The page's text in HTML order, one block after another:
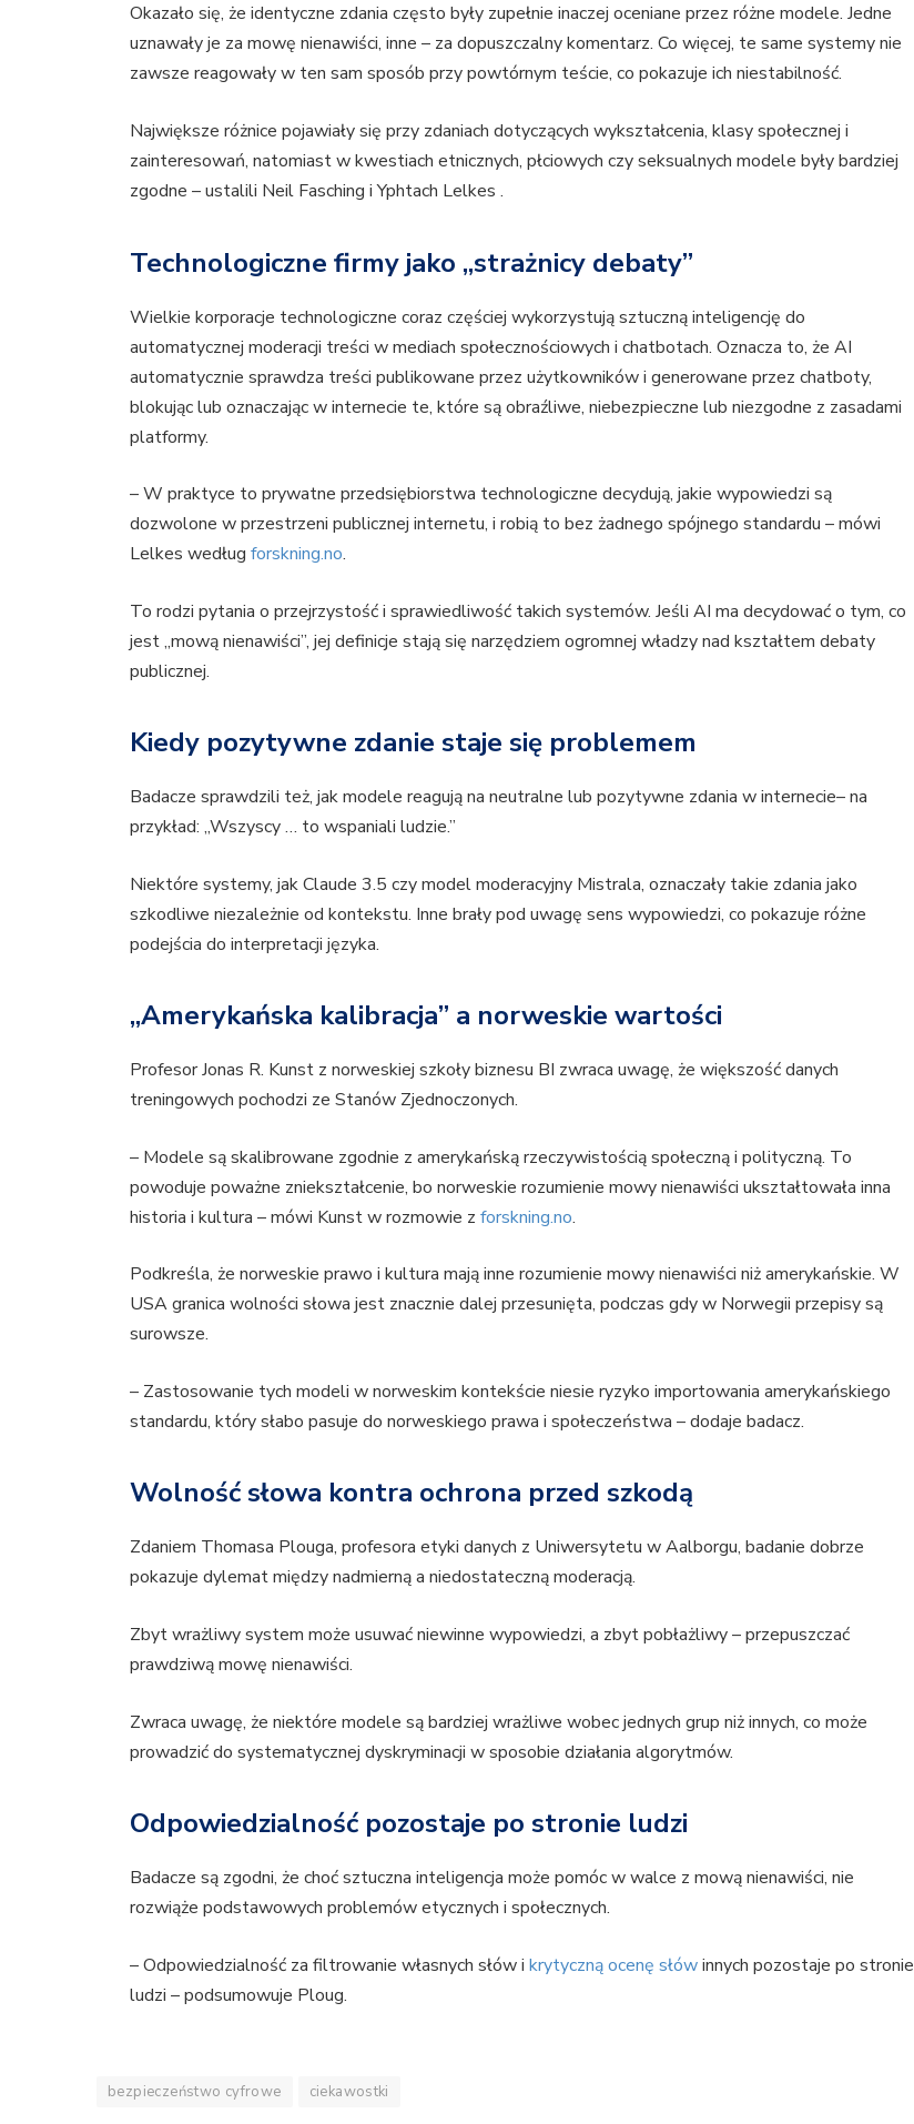
Okazało się, że identyczne zdania często były zupełnie inaczej oceniane przez różne modele. Jedne
uznawały je za mowę nienawiści, inne – za dopuszczalny komentarz. Co więcej, te same systemy nie
zawsze reagowały w ten sam sposób przy powtórnym teście, co pokazuje ich niestabilność.
Największe różnice pojawiały się przy zdaniach dotyczących wykształcenia, klasy społecznej i
zainteresowań, natomiast w kwestiach etnicznych, płciowych czy seksualnych modele były bardziej
zgodne – ustalili Neil Fasching i Yphtach Lelkes .
Technologiczne firmy jako „strażnicy debaty”
Wielkie korporacje technologiczne coraz częściej wykorzystują sztuczną inteligencję do
automatycznej moderacji treści w mediach społecznościowych i chatbotach. Oznacza to, że AI
automatycznie sprawdza treści publikowane przez użytkowników i generowane przez chatboty,
blokując lub oznaczając w internecie te, które są obraźliwe, niebezpieczne lub niezgodne z zasadami
platformy.
– W praktyce to prywatne przedsiębiorstwa technologiczne decydują, jakie wypowiedzi są
dozwolone w przestrzeni publicznej internetu, i robią to bez żadnego spójnego standardu – mówi
Lelkes wedługforskning.no.
To rodzi pytania o przejrzystość i sprawiedliwość takich systemów. Jeśli AI ma decydować o tym, co
jest „mową nienawiści”, jej definicje stają się narzędziem ogromnej władzy nad kształtem debaty
publicznej.
Kiedy pozytywne zdanie staje się problemem
Badacze sprawdzili też, jak modele reagują na neutralne lub pozytywne zdania w internecie– na
przykład: „Wszyscy … to wspaniali ludzie.”
Niektóre systemy, jak Claude 3.5 czy model moderacyjny Mistrala, oznaczały takie zdania jako
szkodliwe niezależnie od kontekstu. Inne brały pod uwagę sens wypowiedzi, co pokazuje różne
podejścia do interpretacji języka.
„Amerykańska kalibracja” a norweskie wartości
Profesor Jonas R. Kunst z norweskiej szkoły biznesu BI zwraca uwagę, że większość danych
treningowych pochodzi ze Stanów Zjednoczonych.
– Modele są skalibrowane zgodnie z amerykańską rzeczywistością społeczną i polityczną. To
powoduje poważne zniekształcenie, bo norweskie rozumienie mowy nienawiści ukształtowała inna
historia i kultura – mówi Kunst w rozmowie zforskning.no.
Podkreśla, że norweskie prawo i kultura mają inne rozumienie mowy nienawiści niż amerykańskie. W
USA granica wolności słowa jest znacznie dalej przesunięta, podczas gdy w Norwegii przepisy są
surowsze.
– Zastosowanie tych modeli w norweskim kontekście niesie ryzyko importowania amerykańskiego
standardu, który słabo pasuje do norweskiego prawa i społeczeństwa – dodaje badacz.
Wolność słowa kontra ochrona przed szkodą
Zdaniem Thomasa Plouga, profesora etyki danych z Uniwersytetu w Aalborgu, badanie dobrze
pokazuje dylemat między nadmierną a niedostateczną moderacją.
Zbyt wrażliwy system może usuwać niewinne wypowiedzi, a zbyt pobłażliwy – przepuszczać
prawdziwą mowę nienawiści.
Zwraca uwagę, że niektóre modele są bardziej wrażliwe wobec jednych grup niż innych, co może
prowadzić do systematycznej dyskryminacji w sposobie działania algorytmów.
Odpowiedzialność pozostaje po stronie ludzi
Badacze są zgodni, że choć sztuczna inteligencja może pomóc w walce z mową nienawiści, nie
rozwiąże podstawowych problemów etycznych i społecznych.
– Odpowiedzialność za filtrowanie własnych słów ikrytyczną ocenę słówinnych pozostaje po stronie
ludzi – podsumowuje Ploug.
bezpieczeństwo cyfrowe ciekawostki